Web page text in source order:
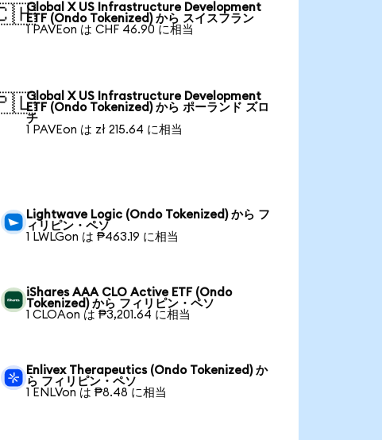
Global X US Infrastructure Development
ETF (Ondo Tokenized) から スイスフラン
1 PAVEon は CHF 46.90 に相当
Global X US Infrastructure Development
ETF (Ondo Tokenized) から ポーランド ズロ
チ
1 PAVEon は zł 215.64 に相当
Lightwave Logic (Ondo Tokenized) から フ
ィリピン・ペソ
1 LWLGon は ₱463.19 に相当
iShares AAA CLO Active ETF (Ondo
Tokenized) から フィリピン・ペソ
1 CLOAon は ₱3,201.64 に相当
Enlivex Therapeutics (Ondo Tokenized) か
ら フィリピン・ペソ
1 ENLVon は ₱8.48 に相当